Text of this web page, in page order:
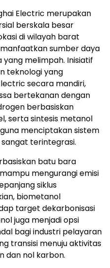
Electric merupakan
berskala besar
di wilayah barat
sumber daya
yang melimpah. Inisiatif
teknologi yang
secara mandiri,
bertekanan dengan
berbasiskan
serta sintesis metanol
menciptakan sistem
terintegrasi.
batu bara
mengurangi emisi
siklus
biometanol
target dekarbonisasi
juga menjadi opsi
bagi industri pelayaran
transisi menuju aktivitas
dan nol karbon.